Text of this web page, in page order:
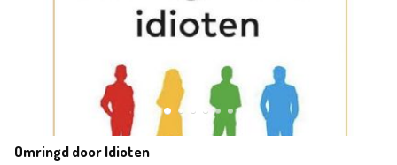
Omringd door Idioten